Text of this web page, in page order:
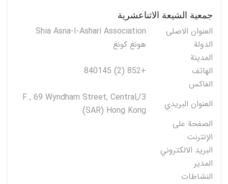
جمعية الشيعة الاثناعشرية
العنوان الاصلی
Shia Asna-I-Ashari Association
الدولة
هونغ كونغ
المدينة
الهاتف
+852 (2) 840145
الفاكس
العنوان البريدي
3/F., 69 Wyndham Street, Central,
(SAR) Hong Kong
الصفحة على
الإنترنت
البريد الالكتروني
المدير
النشاطات